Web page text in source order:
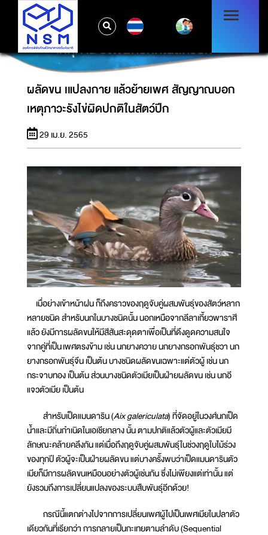
ผลัดขน เแปลงกาย แล้วย้ายเพศ สัญญาณบอก
เหตุภาวะรังไข่ผิดปกติในสัตว์ปีก
ผลัดขน เแปลงกาย แล้วย้ายเพศ สัญญาณบอก
เหตุภาวะรังไข่ผิดปกติในสัตว์ปีก
29 เม.ย. 2565
เมื่อย่างเข้าหน้าฝน ก็ถึงคราวของฤดูจับคู่ผสมพันธุ์ของสัตว์หลาก
หลายชนิด สำหรับนกในบางชนิดนั้น นอกเหนือจากลีลาเกี้ยวพาราศี
แล้ว ยังมีการผลัดขนให้มีสีสันสะดุดตาเพื่อเป็นที่ดึงดูดความสนใจ
จากคู่ที่เป็น เพศตรงข้าม เช่น นกยางควาย นกยางกรอกพันธุ์ชวา นก
ยางกรอกพันธุ์จีน เป็นต้น บางชนิดผลัดขนเฉพาะแต่ตัวผู้ เช่น นก
กระจาบทอง เป็นต้น ส่วนบางชนิดตัวเมียเป็นฝ่ายผลัดขน เช่น นกอี
แจวตัวเมีย เป็นต้น
สำหรับเป็ดแมนดาริน (Aix galericulata) ที่จัดอยู่ในวงศ์นกเป็ด
น้ำและมีถิ่นกำเนิดในเอเชียกลาง นั้น ตามปกติแล้วตัวผู้และตัวเมียมี
ลักษณะคล้ายคลึงกัน แต่เมื่อถึงฤดูจับคู่ผสมพันธุ์ในช่วงฤดูใบไม้ร่วง
ของทุกปี ตัวผู้จะเป็นฝ่ายผลัดขน แต่บางครั้งพบว่าเป็ดแมนดารินตัว
เมียก็มีการผลัดขนเหมือนอย่างตัวผู้เช่นกัน ซึ่งไม่เพียงแต่เท่านั้น แต่
ยังรวมถึงการเปลี่ยนแปลงของระบบสืบพันธุ์อีกด้วย!
กรณีนี้แตกต่างไปจากการเปลี่ยนเพศผู้ไปเป็นเพศเมียในปลาตัว
เดียวกันที่เรียกว่า การกลายเป็นกะเทยตามลำดับ (Sequential